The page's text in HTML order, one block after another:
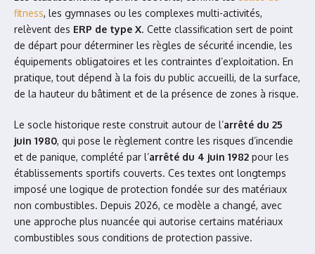
fitness, les gymnases ou les complexes multi-activités,
relèvent des ERP de type X. Cette classification sert de point
de départ pour déterminer les règles de sécurité incendie, les
équipements obligatoires et les contraintes d’exploitation. En
pratique, tout dépend à la fois du public accueilli, de la surface,
de la hauteur du bâtiment et de la présence de zones à risque.
Le socle historique reste construit autour de l’arrêté du 25
juin 1980, qui pose le règlement contre les risques d’incendie
et de panique, complété par l’arrêté du 4 juin 1982 pour les
établissements sportifs couverts. Ces textes ont longtemps
imposé une logique de protection fondée sur des matériaux
non combustibles. Depuis 2026, ce modèle a changé, avec
une approche plus nuancée qui autorise certains matériaux
combustibles sous conditions de protection passive.